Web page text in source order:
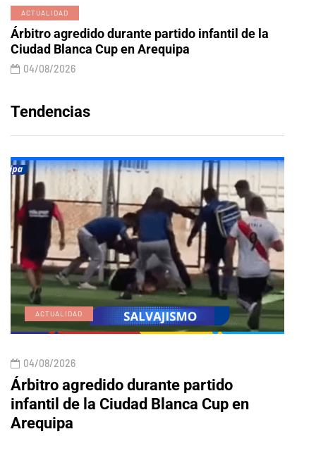
ACTUALIDAD
Árbitro agredido durante partido infantil de la
Ciudad Blanca Cup en Arequipa
04/08/2026
Tendencias
ACTUALIDAD
04/08/2026
Árbitro agredido durante partido
infantil de la Ciudad Blanca Cup en
Arequipa